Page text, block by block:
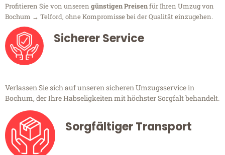
Profitieren Sie von unseren günstigen Preisenfür Ihren Umzug von
Bochum → Telford, ohne Kompromisse bei der Qualität einzugehen.
Sicherer Service
Verlassen Sie sich auf unseren sicheren Umzugsservice in
Bochum, der Ihre Habseligkeiten mit höchster Sorgfalt behandelt.
Sorgfältiger Transport